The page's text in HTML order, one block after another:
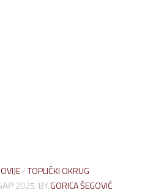
/TOPLIČKI OKRUG
2025. BYGORICA ŠEGOVIĆ